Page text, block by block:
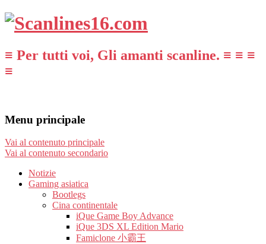
≡ Per tutti voi, Gli amanti scanline. ≡ ≡ ≡
≡
Menu principale
Vai al contenuto principale
Vai al contenuto secondario
Notizie
Gaming asiatica
Bootlegs
Cina continentale
iQue Game Boy Advance
iQue 3DS XL Edition Mario
Famiclone 小霸王